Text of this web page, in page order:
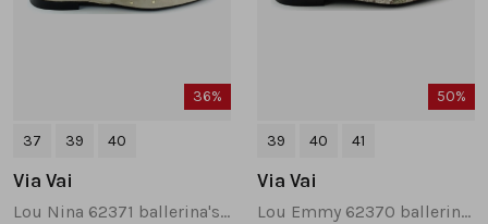
36%
37 39 40
Via Vai
Lou Nina 62371 ballerina's taupe
50%
39 40 41
Via Vai
Lou Emmy 62370 ballerina's beige multi